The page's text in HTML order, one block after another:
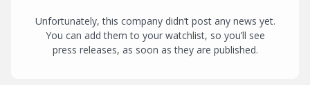
Unfortunately, this company didn’t post any news yet.
You can add them to your watchlist, so you’ll see
press releases, as soon as they are published.